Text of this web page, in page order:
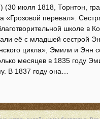
(30 июля 1818, Торнтон,
«Грозовой перевал».
школе в
её с младшей сестрой
цикла», Эмили и Энн
месяцев в 1835 году
В 1837 году она…